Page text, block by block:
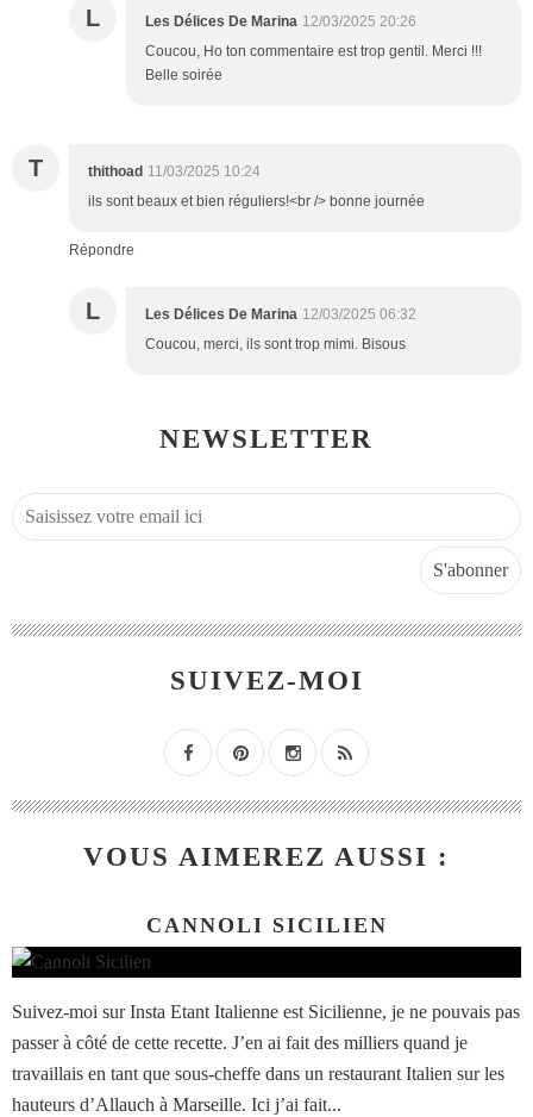
L Les Délices De Marina 12/03/2025 20:26
Coucou, Ho ton commentaire est trop gentil. Merci !!!
Belle soirée
T thithoad 11/03/2025 10:24
ils sont beaux et bien réguliers!<br /> bonne journée
Répondre
L Les Délices De Marina 12/03/2025 06:32
Coucou, merci, ils sont trop mimi. Bisous
NEWSLETTER
SUIVEZ-MOI
VOUS AIMEREZ AUSSI :
CANNOLI SICILIEN
Suivez-moi sur Insta Etant Italienne est Sicilienne, je ne pouvais pas
passer à côté de cette recette. J’en ai fait des milliers quand je
travaillais en tant que sous-cheffe dans un restaurant Italien sur les
hauteurs d’Allauch à Marseille. Ici j’ai fait...